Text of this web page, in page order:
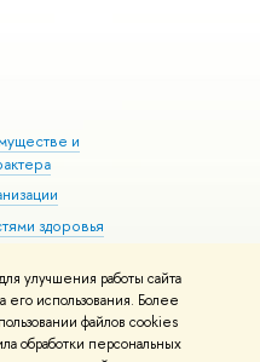
улучшения работы сайта
использования. Более
файлов cookies
обработки персональных
и
здоровья